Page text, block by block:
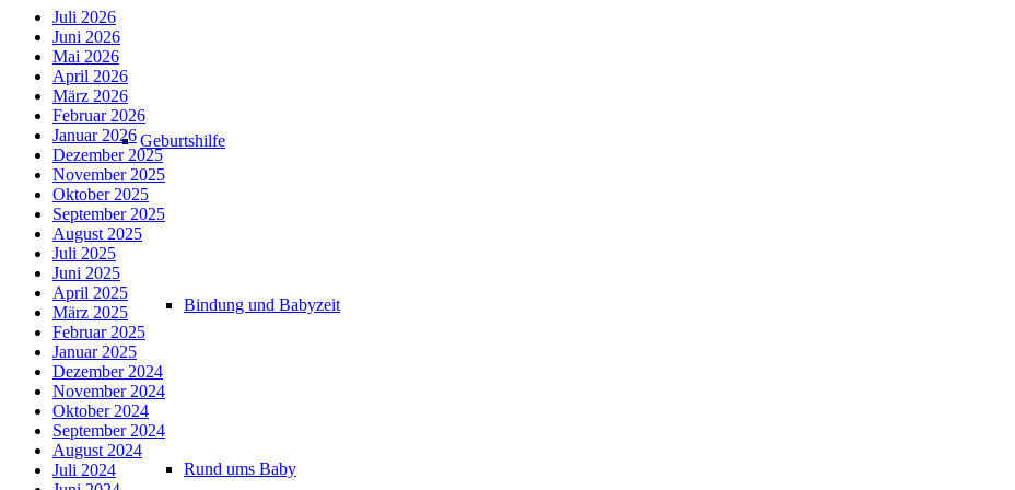
Geburtshilfe
Bindung und Babyzeit
Rund ums Baby
Juli 2026
Juni 2026
Mai 2026
April 2026
März 2026
Februar 2026
Januar 2026
Dezember 2025
November 2025
Oktober 2025
September 2025
August 2025
Juli 2025
Juni 2025
April 2025
März 2025
Februar 2025
Januar 2025
Dezember 2024
November 2024
Oktober 2024
September 2024
August 2024
Juli 2024